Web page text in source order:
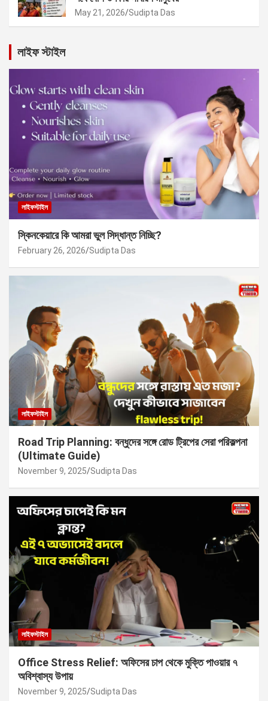
May 21, 2026 Sudipta Das
লাইফ স্টাইল
লাইফস্টাইল
স্কিনকেয়ারে কি আমরা ভুল সিদ্ধান্ত নিচ্ছি?
February 26, 2026 Sudipta Das
লাইফস্টাইল
Road Trip Planning: বন্ধুদের সঙ্গে রোড ট্রিপের সেরা পরিকল্পনা
(Ultimate Guide)
November 9, 2025 Sudipta Das
লাইফস্টাইল
Office Stress Relief: অফিসের চাপ থেকে মুক্তি পাওয়ার ৭
অবিশ্বাস্য উপায়
November 9, 2025 Sudipta Das